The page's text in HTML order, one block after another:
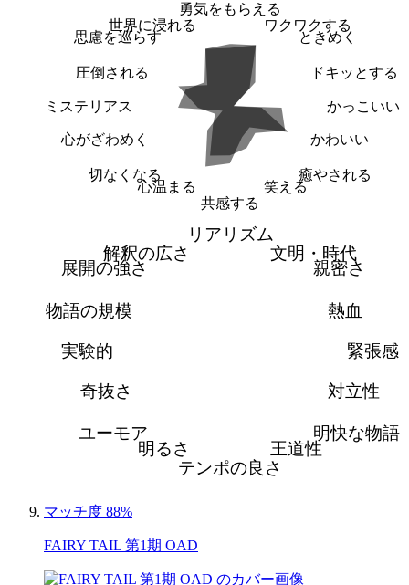
勇気をもらえる
ワクワクする
ときめく
ドキッとする
かっこいい
かわいい
癒やされる
笑える
共感する
心温まる
切なくなる
心がざわめく
ミステリアス
圧倒される
思慮を巡らす
世界に浸れる
リアリズム
文明・時代
親密さ
熱血
緊張感
対立性
明快な物語
王道性
テンポの良さ
明るさ
ユーモア
奇抜さ
実験的
物語の規模
展開の強さ
解釈の広さ
マッチ度 88%
FAIRY TAIL 第1期 OAD